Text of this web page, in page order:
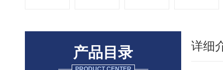
产品目录 详细